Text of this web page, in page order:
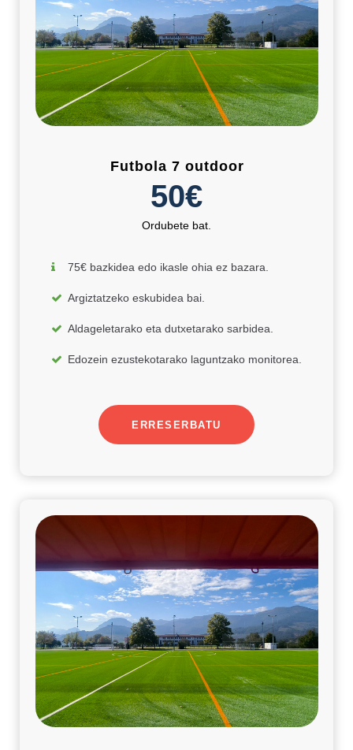
Futbola 7 outdoor
50€
Ordubete bat.
75€ bazkidea edo ikasle ohia ez bazara.
Argiztatzeko eskubidea bai.
Aldageletarako eta dutxetarako sarbidea.
Edozein ezustekotarako laguntzako monitorea.
ERRESERBATU